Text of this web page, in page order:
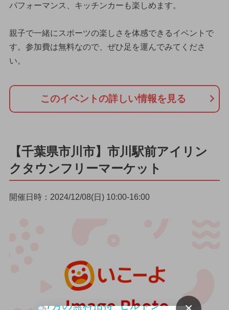
パフォーマンス、キッチンカーも楽しめます。
親子で一緒にスポーツの楽しさを体感できるイベントで
す。参加費は無料なので、ぜひ足を運んでみてくださ
い。
このイベントの詳しい情報を見る
【千葉県市川市】市川駅前アイリン
クタウンフリーマーケット
開催日時：2024/12/08(日) 10:00-16:00